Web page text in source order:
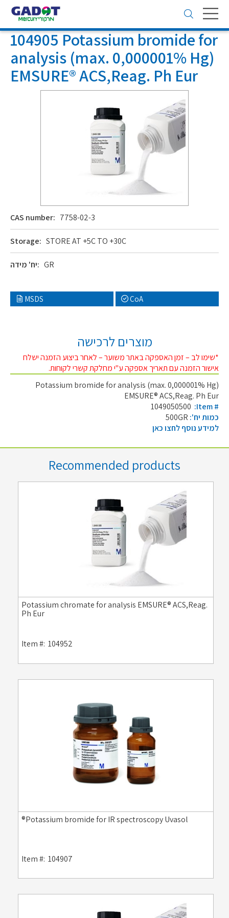
Toggle
navigation
104905 Potassium bromide for
analysis (max. 0,000001% Hg)
EMSURE® ACS,Reag. Ph Eur
CAS number: 7758-02-3
Storage: STORE AT +5C TO +30C
יח' מידה: GR
MSDS CoA
מוצרים לרכישה
*שימו לב – זמן האספקה באתר משוער – לאחר ביצוע הזמנה ישלח
אישור הזמנה עם תאריך אספקה ע"י מחלקת קשרי לקוחות.
Potassium bromide for analysis (max. 0,000001% Hg)
EMSURE® ACS,Reag. Ph Eur
1049050500 :Item #
כמות יח':
למידע נוסף לחצו כאן
Recommended products
Potassium chromate for analysis EMSURE® ACS,Reag.
Ph Eur
Item #: 104952
Potassium bromide for IR spectroscopy Uvasol®
Item #: 104907